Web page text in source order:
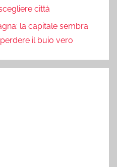
città
la capitale sembra
il buio vero